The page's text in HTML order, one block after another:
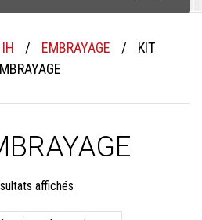
/ EMBRAYAGE /
KIT
affichésTrié
du